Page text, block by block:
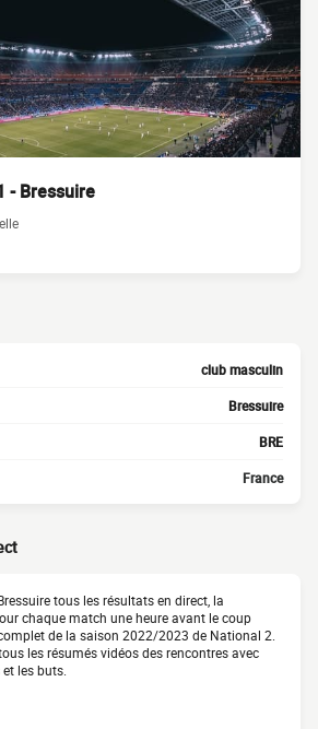
- Bressuire
club masculin
Bressuire
BRE
France
tous les résultats en direct, la
chaque match une heure avant le coup
de la saison 2022/2023 de National 2.
les résumés vidéos des rencontres avec
les buts.